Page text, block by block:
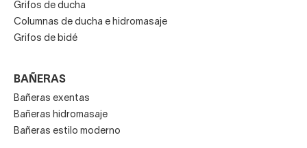
Grifos de ducha
Columnas de ducha e hidromasaje
Grifos de bidé
BAÑERAS
Bañeras exentas
Bañeras hidromasaje
Bañeras estilo moderno